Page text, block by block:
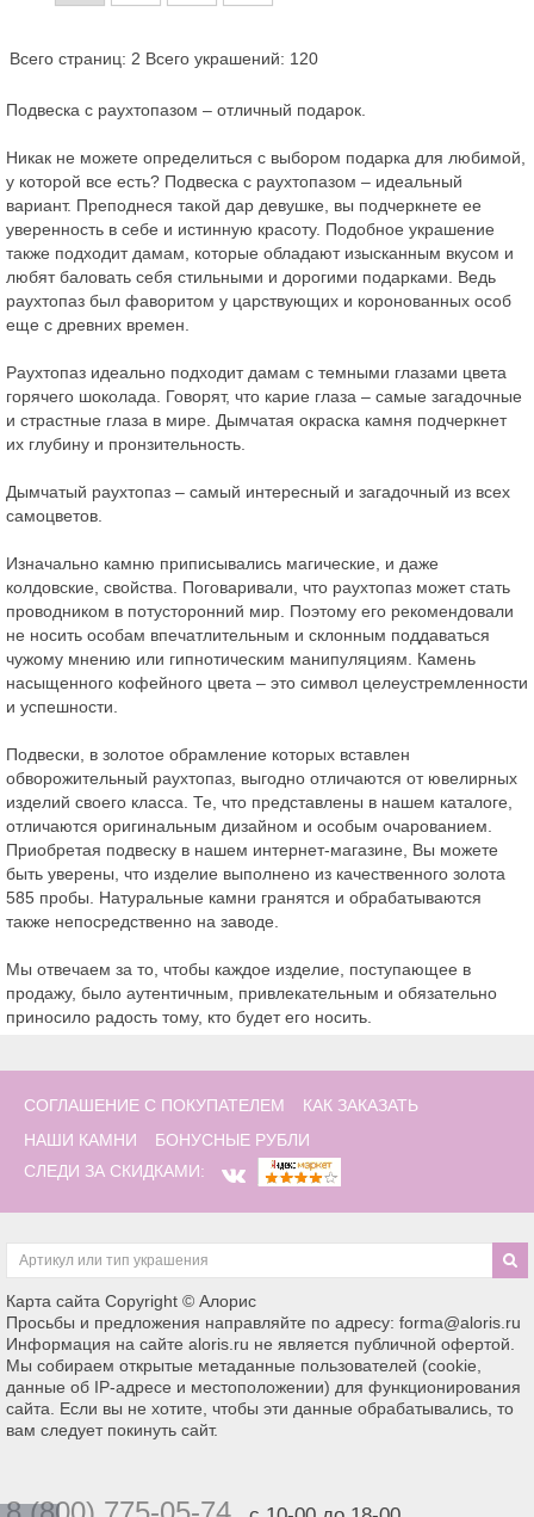
Всего страниц: 2 Всего украшений: 120
Подвеска с раухтопазом – отличный подарок.
Никак не можете определиться с выбором подарка для любимой,
у которой все есть? Подвеска с раухтопазом – идеальный
вариант. Преподнеся такой дар девушке, вы подчеркнете ее
уверенность в себе и истинную красоту. Подобное украшение
также подходит дамам, которые обладают изысканным вкусом и
любят баловать себя стильными и дорогими подарками. Ведь
раухтопаз был фаворитом у царствующих и коронованных особ
еще с древних времен.
Раухтопаз идеально подходит дамам с темными глазами цвета
горячего шоколада. Говорят, что карие глаза – самые загадочные
и страстные глаза в мире. Дымчатая окраска камня подчеркнет
их глубину и пронзительность.
Дымчатый раухтопаз – самый интересный и загадочный из всех
самоцветов.
Изначально камню приписывались магические, и даже
колдовские, свойства. Поговаривали, что раухтопаз может стать
проводником в потусторонний мир. Поэтому его рекомендовали
не носить особам впечатлительным и склонным поддаваться
чужому мнению или гипнотическим манипуляциям. Камень
насыщенного кофейного цвета – это символ целеустремленности
и успешности.
Подвески, в золотое обрамление которых вставлен
обворожительный раухтопаз, выгодно отличаются от ювелирных
изделий своего класса. Те, что представлены в нашем каталоге,
отличаются оригинальным дизайном и особым очарованием.
Приобретая подвеску в нашем интернет-магазине, Вы можете
быть уверены, что изделие выполнено из качественного золота
585 пробы. Натуральные камни гранятся и обрабатываются
также непосредственно на заводе.
Мы отвечаем за то, чтобы каждое изделие, поступающее в
продажу, было аутентичным, привлекательным и обязательно
приносило радость тому, кто будет его носить.
СОГЛАШЕНИЕ С ПОКУПАТЕЛЕМ
КАК ЗАКАЗАТЬ
НАШИ КАМНИ
БОНУСНЫЕ РУБЛИ
СЛЕДИ ЗА СКИДКАМИ:
Карта сайта Copyright © Алорис
Просьбы и предложения направляйте по адресу: forma@aloris.ru
Информация на сайте aloris.ru не является публичной офертой.
Мы собираем открытые метаданные пользователей (cookie,
данные об IP-адресе и местоположении) для функционирования
сайта. Если вы не хотите, чтобы эти данные обрабатывались, то
вам следует покинуть сайт.